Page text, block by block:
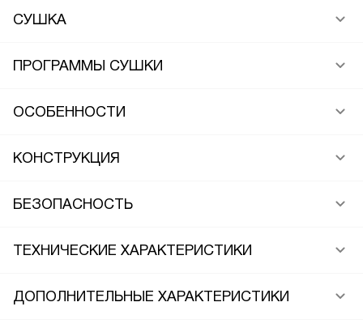
СУШКА
ПРОГРАММЫ СУШКИ
ОСОБЕННОСТИ
КОНСТРУКЦИЯ
БЕЗОПАСНОСТЬ
ТЕХНИЧЕСКИЕ ХАРАКТЕРИСТИКИ
ДОПОЛНИТЕЛЬНЫЕ ХАРАКТЕРИСТИКИ